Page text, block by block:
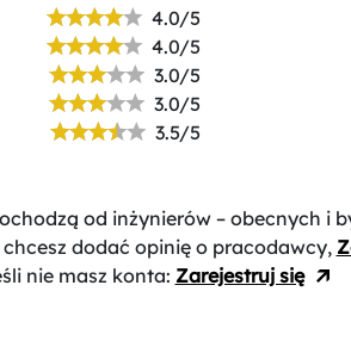
4.0/5
4.0/5
3.0/5
3.0/5
3.5/5
od inżynierów – obecnych i
dodać opinię o pracodawcy,
nie masz konta: Zarejestruj się